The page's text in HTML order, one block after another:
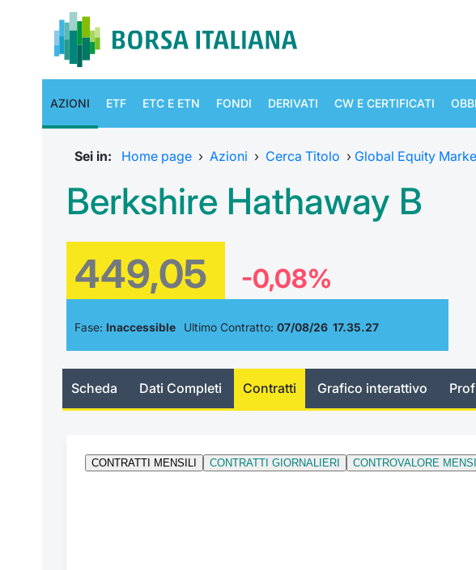
AZIONI ETF ETC E ETN FONDI DERIVATI CW E CERTIFICATI
Sei in: Home page › Azioni › Cerca Titolo › Global Equity
Berkshire Hathaway B
449,05 -0,08%
Fase: Inaccessible Ultimo Contratto: 07/08/26 17.35.27
Scheda Dati Completi Contratti Grafico interattivo